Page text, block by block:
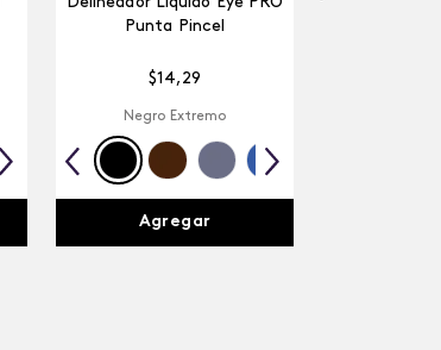
Punta Pincel
$14, 29
Negro Extremo
Agregar